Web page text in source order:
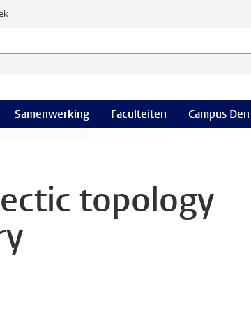
en selecteer categorie
Samenwerking Faculteiten Campus
topology